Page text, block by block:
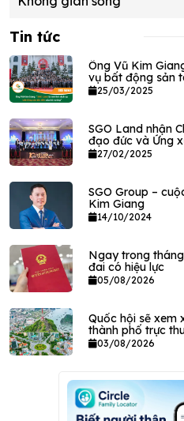
Tin tức
Ông Vũ Kim
vụ bất động sản
25/03/2025
SGO Land nhận
đạo đức và Ứng
VPEC
27/02/2025
SGO Group –
Kim Giang
14/10/2024
Ngay trong
đai có hiệu lực
05/08/2026
Quốc hội sẽ xem
thành phố trực
tháng này
03/08/2026